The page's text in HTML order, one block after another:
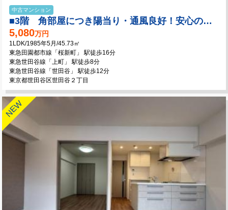
中古マンション
■3階 角部屋につき陽当り・通風良好！安心の新耐震基準適合マンション
5,080万円
1LDK/1985年5月/45.73㎡
東急田園都市線「桜新町」 駅徒歩16分
東急世田谷線「上町」 駅徒歩8分
東急世田谷線「世田谷」 駅徒歩12分
東京都世田谷区世田谷２丁目